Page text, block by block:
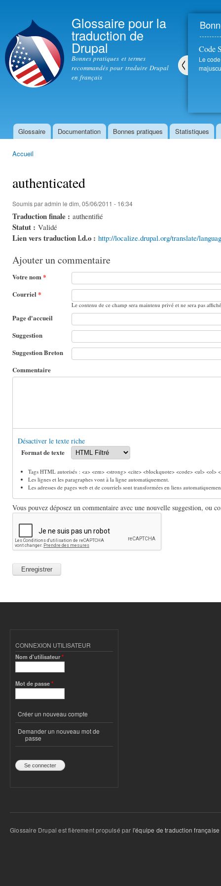
Glossaire pour la
traduction de
Drupal
Bonnes pratiques et termes
recommandés pour traduire Drupal
en français
Code
Le
Menu principal
Glossaire Documentation Bonnes pratiques Statistiques
Accueil
authenticated
Soumis paradmin le dim, 05/06/2011 - 16:34
Traduction finale : authentifié
Statut : Validé
Lien vers traduction l.d.o : http://localize.drupal.org/translate/
Ajouter un commentaire
Votre nom*
Courriel *
Le contenu de ce champ sera maintenu privé et ne sera pas
Page d'accueil
Suggestion
Suggestion Breton
Commentaire
Désactiver le texte riche
Format de texte
Tags HTML autorisés : <a> <em> <strong> <cite> <blockquote> <code> <ul>
Les lignes et les paragraphes vont à la ligne automatiquement.
Les adresses de pages web et de courriels sont transformées en liens
Vous pouvez déposez un commentaire avec une nouvelle suggestion, ou
CONNEXION UTILISATEUR
Nom d'utilisateur*
Mot de passe*
Créer un nouveau compte
Demander un nouveau mot de
passe
Glossaire Drupal est fièrement propulsé par l'équipe de traduction française